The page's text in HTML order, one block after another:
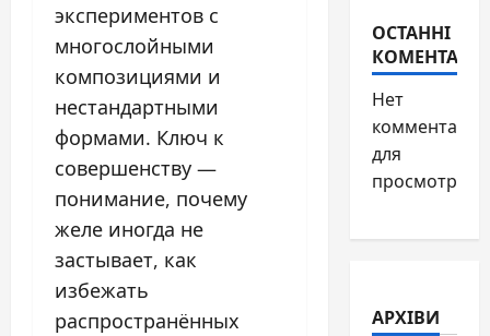
экспериментов с
многослойными
композициями и
нестандартными
формами. Ключ к
совершенству —
понимание, почему
желе иногда не
застывает, как
избежать
распространённых
ОСТАННІ
КОМЕНТАРІ
Нет
для
просмотра.
АРХІВИ